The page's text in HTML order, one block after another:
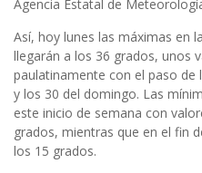
Agencia Estatal de
Así, hoy lunes las máximas en
llegarán a los 36 grados, unos
paulatinamente con el paso de
y los 30 del domingo. Las
este inicio de semana con
grados, mientras que en el fin
los 15 grados.